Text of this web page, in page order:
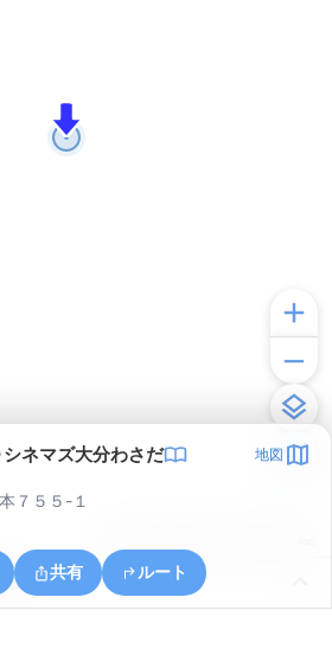
シネマズ大分わさだ 地図
７５５-１
共有 ルート
市